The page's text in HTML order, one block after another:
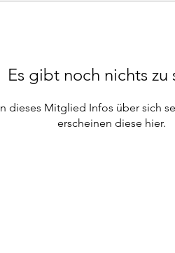
Es gibt noch nichts zu
dieses Mitglied Infos über sich
erscheinen diese hier.